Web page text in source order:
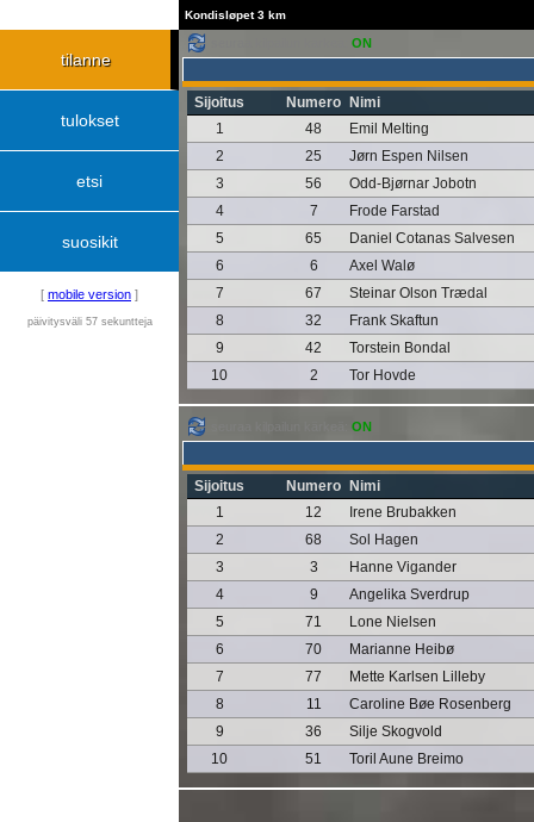
Kondisløpet 3 km
tilanne
tulokset
etsi
suosikit
[ mobile version ]
päivitysväli 57 sekuntteja
ON
Sijoitus Numero
Nimi
1
48
Emil Melting
2
25
Jørn Espen Nilsen
3
56
Odd-Bjørnar Jobotn
4
7
Frode Farstad
5
65
Daniel Cotanas Salvesen
6
6
Axel Walø
7
67
Steinar Olson Trædal
8
32
Frank Skaftun
9
42
Torstein Bondal
10
2 Tor Hovde
ON
Sijoitus Numero
Nimi
1
12
Irene Brubakken
2
68
Sol Hagen
3
3
Hanne Vigander
4
9
Angelika Sverdrup
5
71
Lone Nielsen
6
70
Marianne Heibø
7
77
Mette Karlsen Lilleby
8
11
Caroline Bøe Rosenberg
9
36
Silje Skogvold
10
51 Toril Aune Breimo